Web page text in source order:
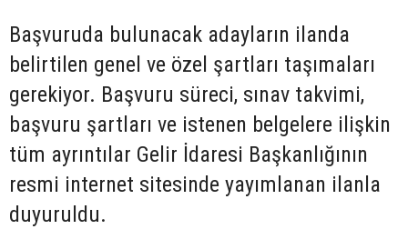
Başvuruda bulunacak adayların ilanda
belirtilen genel ve özel şartları taşımaları
gerekiyor. Başvuru süreci, sınav takvimi,
başvuru şartları ve istenen belgelere ilişkin
tüm ayrıntılar Gelir İdaresi Başkanlığının
resmi internet sitesinde yayımlanan ilanla
duyuruldu.